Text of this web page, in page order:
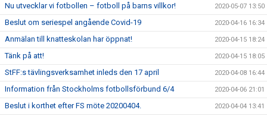
Nu utvecklar vi fotbollen – fotboll på barns villkor! 2020-05-07 13:50
Beslut om seriespel angående Covid-19 2020-04-16 16:34
Anmälan till knatteskolan har öppnat! 2020-04-15 18:24
Tänk på att! 2020-04-15 18:05
StFF:s tävlingsverksamhet inleds den 17 april 2020-04-08 16:44
Information från Stockholms fotbollsförbund 6/4 2020-04-06 21:01
Beslut i korthet efter FS möte 20200404. 2020-04-04 13:41